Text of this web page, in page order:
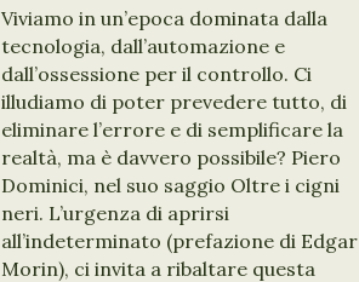
Viviamo in un’epoca dominata dalla
tecnologia, dall’automazione e
dall’ossessione per il controllo. Ci
illudiamo di poter prevedere tutto, di
eliminare l’errore e di semplificare la
realtà, ma è davvero possibile? Piero
Dominici, nel suo saggio Oltre i cigni
neri. L’urgenza di aprirsi
all’indeterminato (prefazione di Edgar
Morin), ci invita a ribaltare questa